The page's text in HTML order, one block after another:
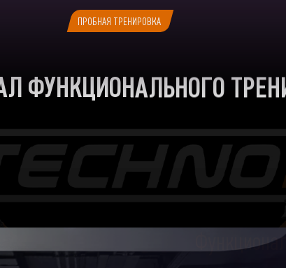
ПРОБНАЯ ТРЕНИРОВКА
ФУНКЦИОНАЛЬНОГО